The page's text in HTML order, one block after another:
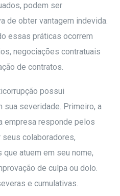
podem ser
de obter vantagem indevida.
essas práticas ocorrem
negociações contratuais
de contratos.
possui
sua severidade. Primeiro, a
empresa responde pelos
colaboradores,
atuem em seu nome,
de culpa ou dolo.
e cumulativas.